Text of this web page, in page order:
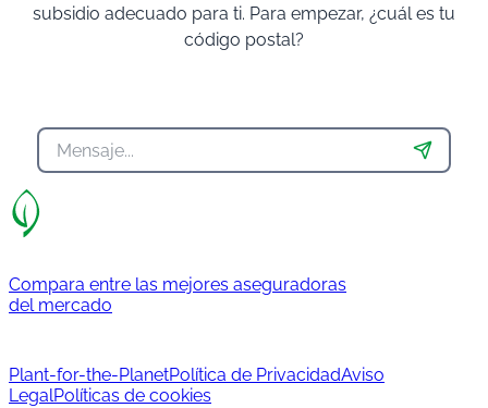
subsidio adecuado para ti. Para empezar, ¿cuál es tu
código postal?
Compara entre las mejores aseguradoras
del mercado
Plant-for-the-PlanetPolítica de PrivacidadAviso
LegalPolíticas de cookies